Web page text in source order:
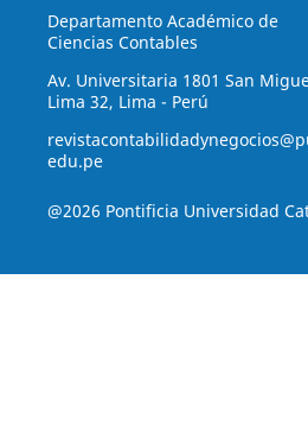
Departamento Académico de
Ciencias Contables
Av. Universitaria 1801 San
Lima 32, Lima - Perú
edu.pe
@2026 Pontificia Universidad